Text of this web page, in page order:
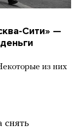
Сити» —
из них
снять